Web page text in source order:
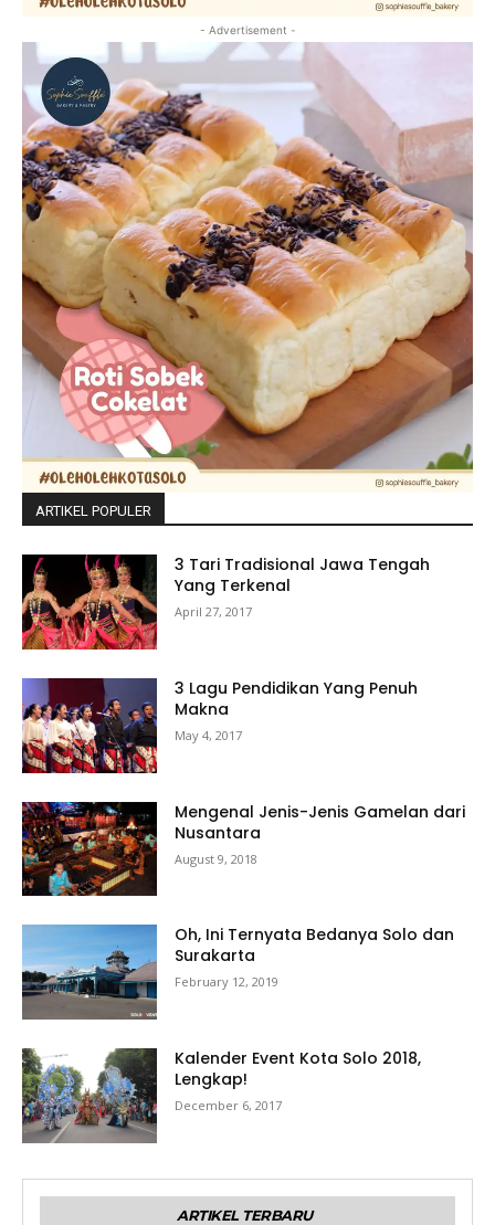
- Advertisement -
ARTIKEL POPULER
3 Tari Tradisional Jawa Tengah
Yang Terkenal
April 27, 2017
3 Lagu Pendidikan Yang Penuh
Makna
May 4, 2017
Mengenal Jenis-Jenis Gamelan dari
Nusantara
August 9, 2018
Oh, Ini Ternyata Bedanya Solo dan
Surakarta
February 12, 2019
Kalender Event Kota Solo 2018,
Lengkap!
December 6, 2017
ARTIKEL TERBARU